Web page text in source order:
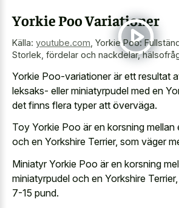
Yorkie Poo Variationer
Källa: youtube.com Yorkie Poo:
Storlek, fördelar och nackdelar,
Yorkie Poo-variationer är ett resultat
leksaks- eller miniatyrpudel med en
det finns flera typer att överväga.
Toy Yorkie Poo är en korsning
och en Yorkshire Terrier, som väger
Miniatyr Yorkie Poo är en korsning
miniatyrpudel och en Yorkshire
7-15 pund.